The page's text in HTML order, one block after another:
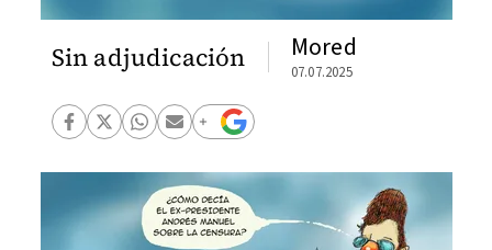
Sin adjudicación Mored
07.07.2025